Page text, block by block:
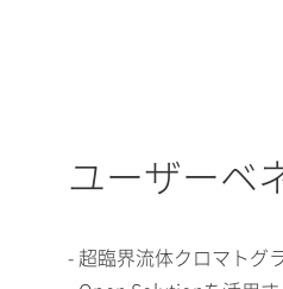
ユーザーベ
- 超臨界流体クロマトグ